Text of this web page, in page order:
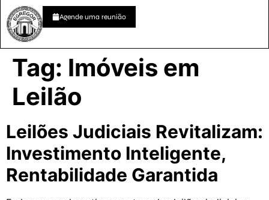
Agende uma reunião
Tag: Imóveis em
Leilão
Leilões Judiciais Revitalizam:
Investimento Inteligente,
Rentabilidade Garantida